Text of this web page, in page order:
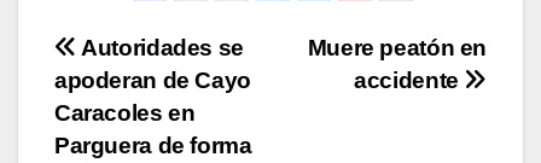
Navegación
de
Muere peatón en
accidente
Autoridades se
apoderan de Cayo
Caracoles en
Parguera de forma